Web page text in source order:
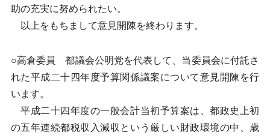
助の充実に努められたい。
以上をもちまして意見開陳を終わります。
○高倉委員 都議会公明党を代表して、当委員会に付託さ
れた平成二十四年度予算関係議案について意見開陳を行
います。
平成二十四年度の一般会計当初予算案は、都政史上初
の五年連続都税収入減収という厳しい財政環境の中、歳